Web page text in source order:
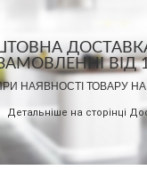
ВІД
НАЯВНОСТІ ТОВАРУ НА
Детальніше на сторінці